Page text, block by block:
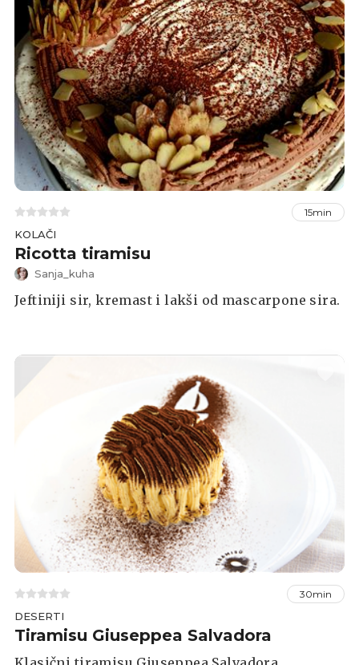
15min
KOLAČI
Ricotta tiramisu
Sanja_kuha
Jeftiniji sir, kremast i lakši od mascarpone sira.
30min
DESERTI
Tiramisu Giuseppea Salvadora